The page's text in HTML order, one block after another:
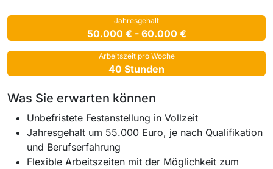
Jahresgehalt
50.000 € - 60.000 €
Arbeitszeit pro Woche
40 Stunden
Was Sie erwarten können
Unbefristete Festanstellung in Vollzeit
Jahresgehalt um 55.000 Euro, je nach Qualifikation
und Berufserfahrung
Flexible Arbeitszeiten mit der Möglichkeit zum